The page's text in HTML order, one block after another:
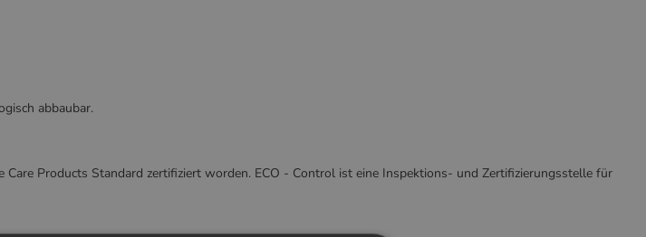
abbaubar.
Products Standard zertifiziert worden. ECO - Control ist eine Inspektions- und Zertifizierungsstelle für